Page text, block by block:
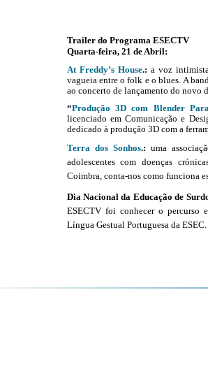
Trailer do Programa ESECTV
Quarta-feira, 21 de Abril:
At Freddy’s House.:a voz
vagueia entre o folk e o blues. A
ao concerto de lançamento do novo
“Produção 3D com Blender
licenciado em Comunicação e
dedicado à produção 3D com a
Terra dos Sonhos.: uma
adolescentes com doenças
Coimbra, conta-nos como funciona
Dia Nacionalda Educação de
ESECTV foi conhecer o percurso
Língua Gestual Portuguesa da ESEC.